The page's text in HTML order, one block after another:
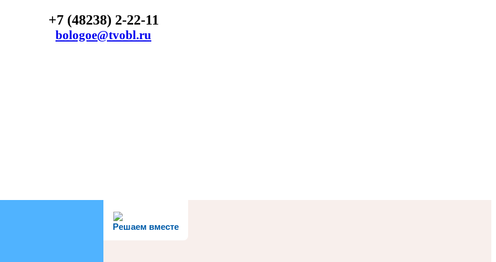
+7 (48238) 2-22-11
bologoe@tvobl.ru
Решаем вместе